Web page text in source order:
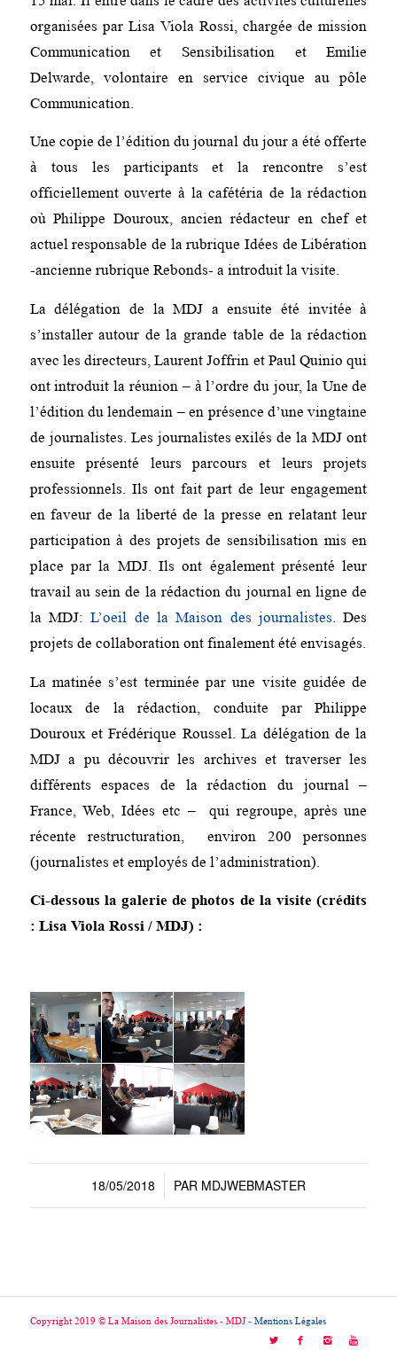
organisées par Lisa Viola Rossi, chargée de mission
Communication et Sensibilisation et Emilie
Delwarde, volontaire en service civique au pôle
Communication.
Une copie de l’édition du journal du jour a été offerte
à tous les participants et la rencontre s’est
officiellement ouverte à la cafétéria de la rédaction
où Philippe Douroux, ancien rédacteur en chef et
actuel responsable de la rubrique Idées de Libération
-ancienne rubrique Rebonds- a introduit la visite.
La délégation de la MDJ a ensuite été invitée à
s’installer autour de la grande table de la rédaction
avec les directeurs, Laurent Joffrin et Paul Quinio qui
ont introduit la réunion – à l’ordre du jour, la Une de
l’édition du lendemain – en présence d’une vingtaine
de journalistes. Les journalistes exilés de la MDJ ont
ensuite présenté leurs parcours et leurs projets
professionnels. Ils ont fait part de leur engagement
en faveur de la liberté de la presse en relatant leur
participation à des projets de sensibilisation mis en
place par la MDJ. Ils ont également présenté leur
travail au sein de la rédaction du journal en ligne de
la MDJ:L’oeil de la Maison des journalistes. Des
projets de collaboration ont finalement été envisagés.
La matinée s’est terminée par une visite guidée de
locaux de la rédaction, conduite par Philippe
Douroux et Frédérique Roussel. La délégation de la
MDJ a pu découvrir les archives et traverser les
différents espaces de la rédaction du journal –
France, Web, Idées etc – qui regroupe, après une
récente restructuration, environ 200 personnes
(journalistes et employés de l’administration).
Ci-dessous la galerie de photos de la visite (crédits
: Lisa Viola Rossi / MDJ) :
18/05/2018
/ PAR MDJWEBMASTER
Copyright 2019 © La Maison des Journalistes - MDJ - Mentions Légales